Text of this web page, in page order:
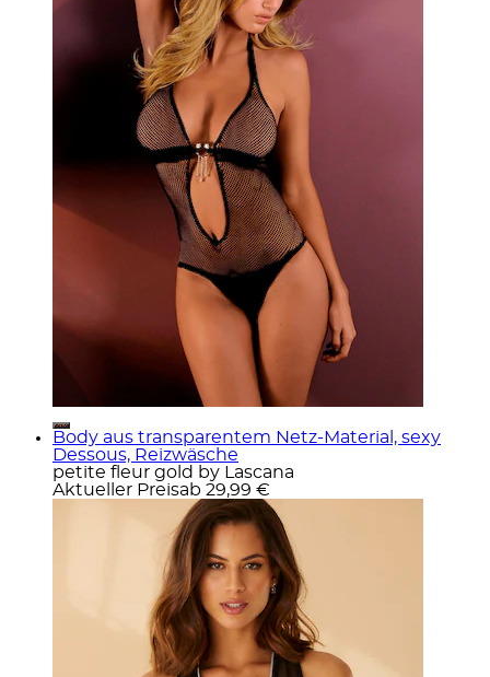
Body aus transparentem Netz-Material, sexy
Dessous, Reizwäsche
petite fleur gold by Lascana
Aktueller Preisab 29,99 €